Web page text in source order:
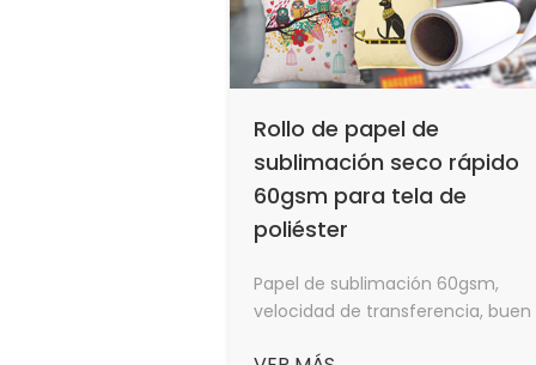
Rollo de papel de
sublimación seco rápido
60gsm para tela de
poliéster
Papel de sublimación 60gsm,
velocidad de transferencia, buen